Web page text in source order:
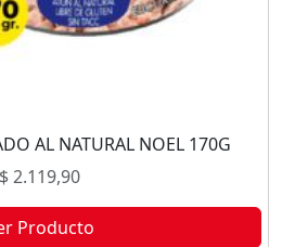
AL NATURAL NOEL 170G
$2.119,90
Producto